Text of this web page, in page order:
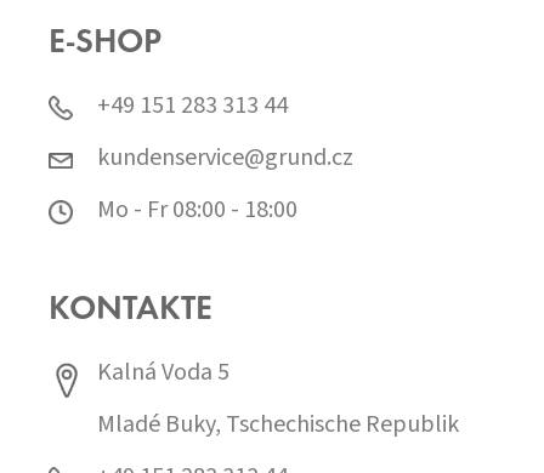
E-SHOP
+49 151 283 313 44
kundenservice@grund.cz
Mo - Fr 08:00 - 18:00
KONTAKTE
Kalná Voda 5
Mladé Buky, Tschechische Republik